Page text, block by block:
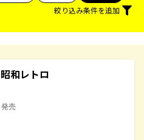
絞り込み条件を追加
和レトロ
売